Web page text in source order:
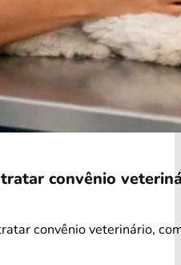
convênio
convênio veterinário,